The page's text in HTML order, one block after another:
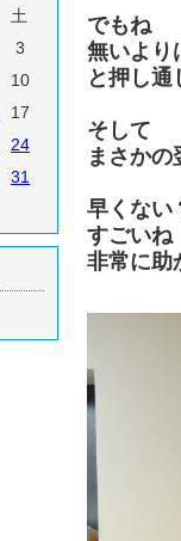
でもね
無いより
と押し通
そして
まさかの
早くない
すごいね
非常に助
土
3
10
17
24
31